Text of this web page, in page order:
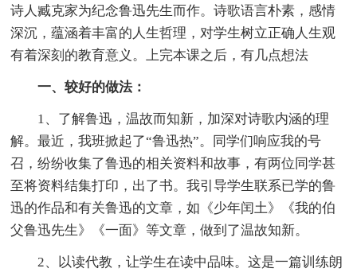
诗人臧克家为纪念鲁迅先生而作。诗歌语言朴素，感情
深沉，蕴涵着丰富的人生哲理，对学生树立正确人生观
有着深刻的教育意义。上完本课之后，有几点想法
一、较好的做法：
1、了解鲁迅，温故而知新，加深对诗歌内涵的理
解。最近，我班掀起了“鲁迅热”。同学们响应我的号
召，纷纷收集了鲁迅的相关资料和故事，有两位同学甚
至将资料结集打印，出了书。我引导学生联系已学的鲁
迅的作品和有关鲁迅的文章，如《少年闰土》《我的伯
父鲁迅先生》《一面》等文章，做到了温故知新。
2、以读代教，让学生在读中品味。这是一篇训练朗